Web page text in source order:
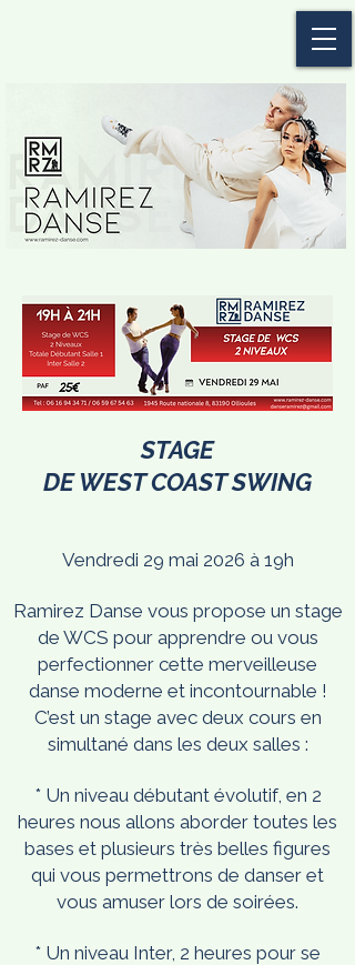
STAGE
DE WEST COAST SWING
Vendredi 29 mai 2026 à 19h
Ramirez Danse vous propose un stage
de WCS pour apprendre ou vous
perfectionner cette merveilleuse
danse moderne et incontournable !
C’est un stage avec deux cours en
simultané dans les deux salles :
* Un niveau débutant évolutif, en 2
heures nous allons aborder toutes les
bases et plusieurs très belles figures
qui vous permettrons de danser et
vous amuser lors de soirées.
* Un niveau Inter, 2 heures pour se